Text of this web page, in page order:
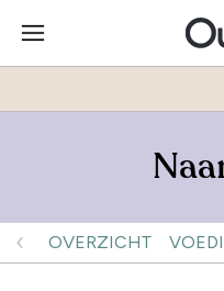
OVERZICHT